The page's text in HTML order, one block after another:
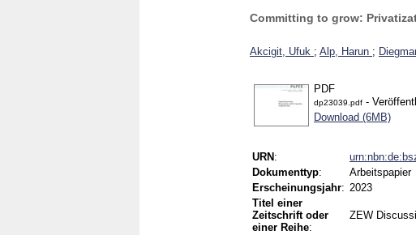
Committing to grow:
Akcigit, Ufuk ; Alp, Harun ;
PDF
dp23039.pdf -
Download (6MB)
URN :
Dokumenttyp:
Arbeitspapier
Erscheinungsjahr: 2023
Titel einer
Zeitschrift oder
einer Reihe:
ZEW